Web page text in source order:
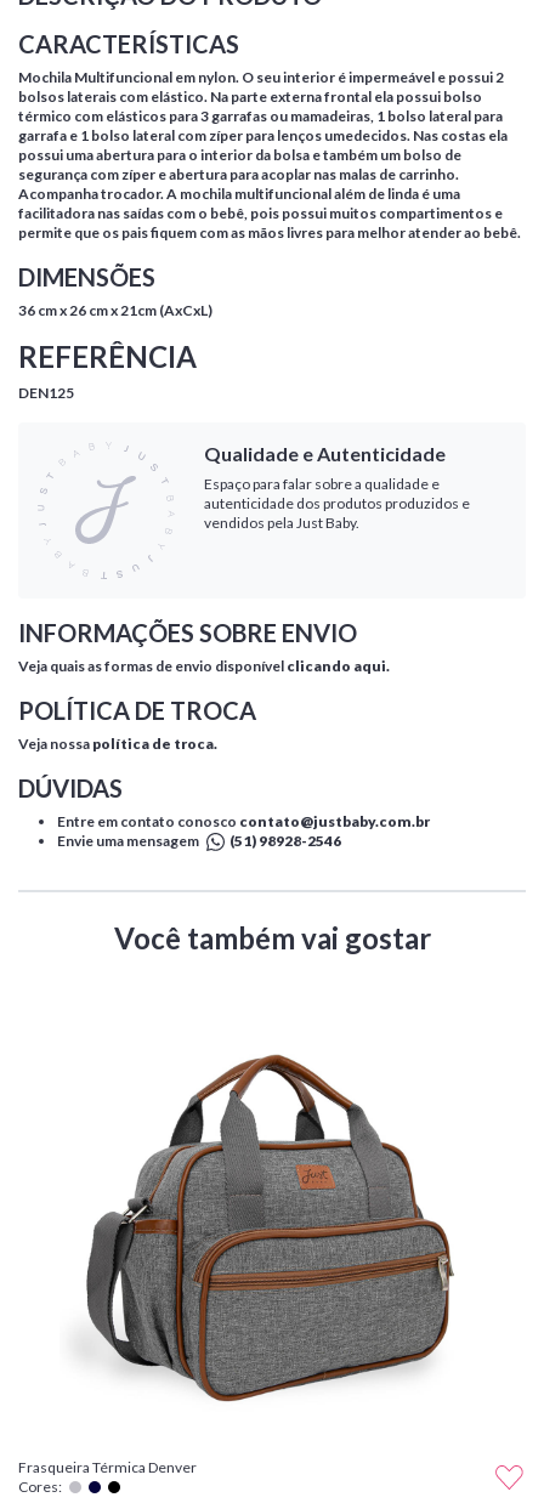
CARACTERÍSTICAS
Mochila Multifuncional em nylon. O seu interior é impermeável e possui 2
bolsos laterais com elástico. Na parte externa frontal ela possui bolso
térmico com elásticos para 3 garrafas ou mamadeiras, 1 bolso lateral para
garrafa e 1 bolso lateral com zíper para lenços umedecidos. Nas costas ela
possui uma abertura para o interior da bolsa e também um bolso de
segurança com zíper e abertura para acoplar nas malas de carrinho.
Acompanha trocador. A mochila multifuncional além de linda é uma
facilitadora nas saídas com o bebê, pois possui muitos compartimentos e
permite que os pais fiquem com as mãos livres para melhor atender ao bebê.
DIMENSÕES
36 cm x 26 cm x 21cm (AxCxL)
REFERÊNCIA
DEN125
Qualidade e Autenticidade
Espaço para falar sobre a qualidade e
autenticidade dos produtos produzidos e
vendidos pela Just Baby.
INFORMAÇÕES SOBRE ENVIO
Veja quais as formas de envio disponível clicando aqui.
POLÍTICA DE TROCA
Veja nossa política de troca.
DÚVIDAS
Entre em contato conosco contato@justbaby.com.br
Envie uma mensagem
(51) 98928-2546
Você também vai gostar
Frasqueira Térmica Denver
Cores: